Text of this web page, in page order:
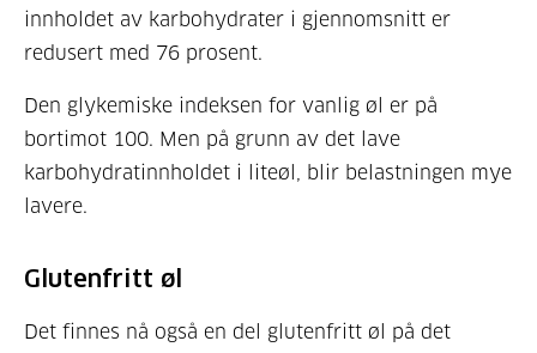
innholdet av karbohydrater i gjennomsnitt er
redusert med 76 prosent.
Den glykemiske indeksen for vanlig øl er på
bortimot 100. Men på grunn av det lave
karbohydratinnholdet i liteøl, blir belastningen mye
lavere.
Glutenfritt øl
Det finnes nå også en del glutenfritt øl på det